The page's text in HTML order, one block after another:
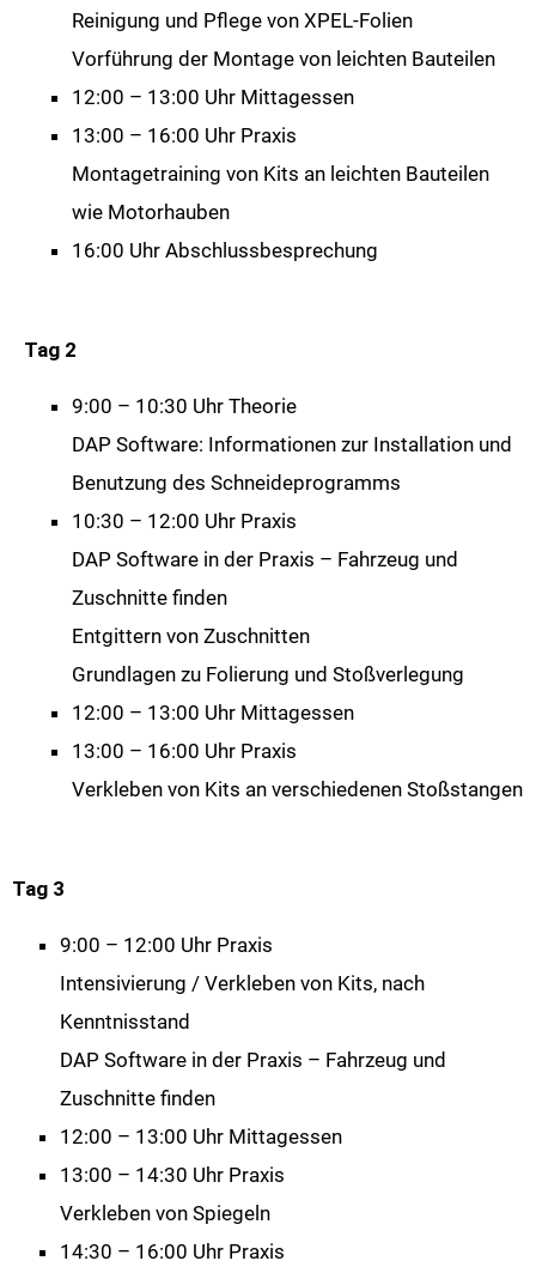
Reinigung und Pflege von XPEL-Folien
Vorführung der Montage von leichten Bauteilen
12:00 – 13:00 Uhr Mittagessen
13:00 – 16:00 Uhr Praxis
Montagetraining von Kits an leichten Bauteilen
wie Motorhauben
16:00 Uhr Abschlussbesprechung
Tag 2
9:00 – 10:30 Uhr Theorie
DAP Software: Informationen zur Installation und
Benutzung des Schneideprogramms
10:30 – 12:00 Uhr Praxis
DAP Software in der Praxis – Fahrzeug und
Zuschnitte finden
Entgittern von Zuschnitten
Grundlagen zu Folierung und Stoßverlegung
12:00 – 13:00 Uhr Mittagessen
13:00 – 16:00 Uhr Praxis
Verkleben von Kits an verschiedenen Stoßstangen
Tag 3
9:00 – 12:00 Uhr Praxis
Intensivierung / Verkleben von Kits, nach
Kenntnisstand
DAP Software in der Praxis – Fahrzeug und
Zuschnitte finden
12:00 – 13:00 Uhr Mittagessen
13:00 – 14:30 Uhr Praxis
Verkleben von Spiegeln
14:30 – 16:00 Uhr Praxis